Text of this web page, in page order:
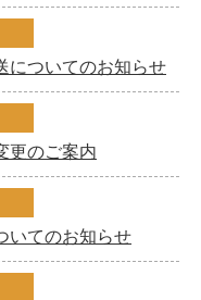
についてのお知らせ
更のご案内
いてのお知らせ